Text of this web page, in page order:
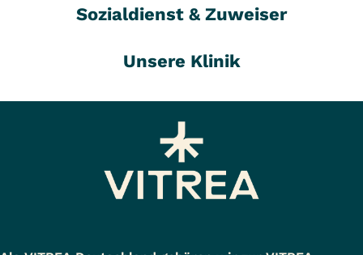
Sozialdienst & Zuweiser
Unsere Klinik